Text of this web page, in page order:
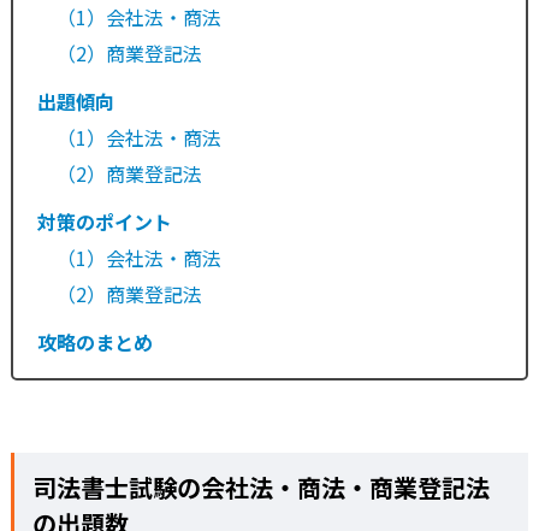
（1）会社法・商法
（2）商業登記法
出題傾向
（1）会社法・商法
（2）商業登記法
対策のポイント
（1）会社法・商法
（2）商業登記法
攻略のまとめ
司法書士試験の会社法・商法・商業登記法
の出題数